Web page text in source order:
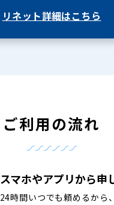
リネット詳細はこちら
ご利用の流れ
スマホやアプリから申
24時間いつでも頼めるから